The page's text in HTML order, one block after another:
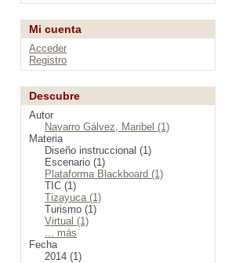
Mi cuenta
Acceder
Registro
Descubre
Autor
Navarro Gálvez, Maribel (1)
Materia
Diseño instruccional (1)
Escenario (1)
Plataforma Blackboard (1)
TIC (1)
Tizayuca (1)
Turismo (1)
Virtual (1)
... más
Fecha
2014 (1)